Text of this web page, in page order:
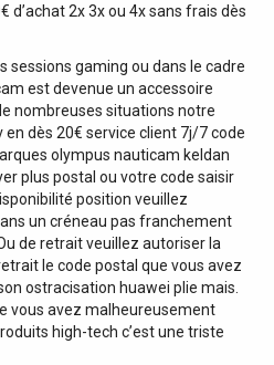
d’achat 2x 3x ou 4x sans frais dès
sessions gaming ou dans le cadre
est devenue un accessoire
nombreuses situations notre
dès 20€ service client 7j/7 code
olympus nauticam keldan
plus postal ou votre code saisir
position veuillez
un créneau pas franchement
de retrait veuillez autoriser la
le code postal que vous avez
ostracisation huawei plie mais.
vous avez malheureusement
high-tech c’est une triste